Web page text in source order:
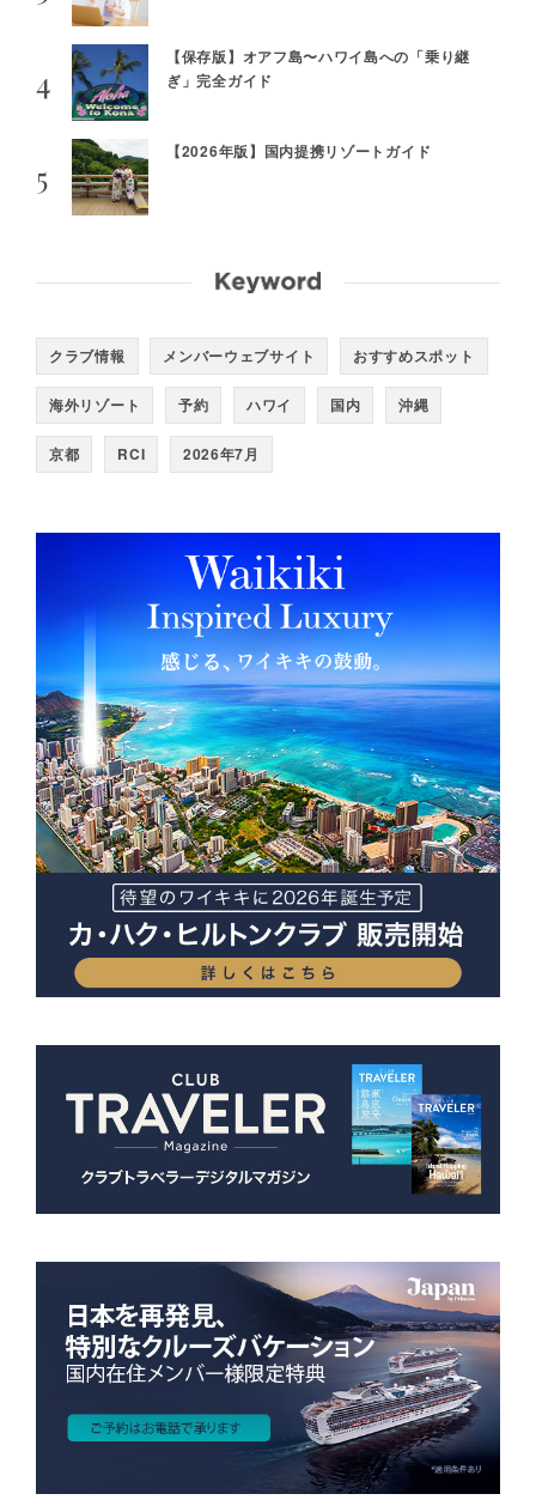
【保存版】オアフ島〜ハワイ島への「乗り継
ぎ」完全ガイド
【2026年版】国内提携リゾートガイド
クラブ情報 メンバーウェブサイト おすすめスポット
海外リゾート 予約 ハワイ 国内 沖縄
京都 RCI 2026年7月